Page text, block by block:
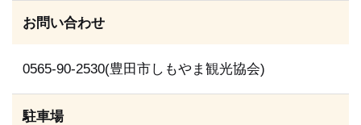
お問い合わせ
0565-90-2530(豊田市しもやま観光協会)
駐車場